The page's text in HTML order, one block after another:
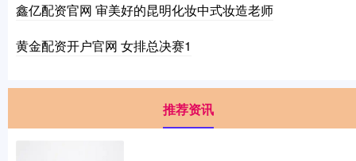
鑫亿配资官网 审美好的昆明化妆中式妆造老师
黄金配资开户官网 女排总决赛1
推荐资讯